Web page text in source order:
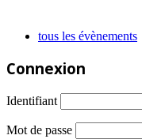
tous les évènements
Connexion
Identifiant
Mot de passe